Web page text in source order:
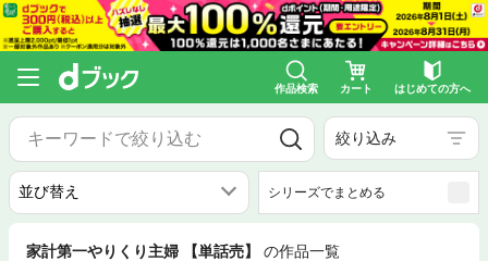
作品検索 カート はじめての方へ
絞り込み
シリーズでまとめる
家計第一やりくり主婦 【単話売】 の作品一覧